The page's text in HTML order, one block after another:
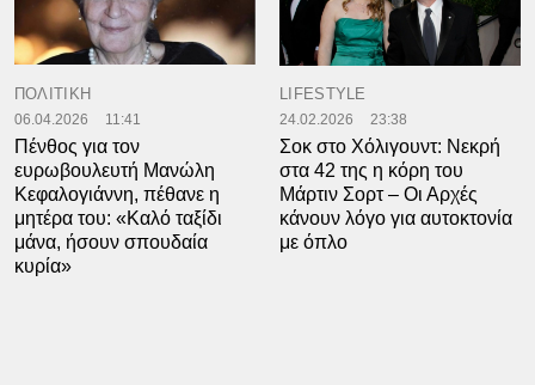
ΠΟΛΙΤΙΚΗ
06.04.2026 11:41
Πένθος για τον
ευρωβουλευτή Μανώλη
Κεφαλογιάννη, πέθανε η
μητέρα του: «Καλό ταξίδι
μάνα, ήσουν σπουδαία
κυρία»
LIFESTYLE
24.02.2026 23:38
Σοκ στο Χόλιγουντ: Νεκρή
στα 42 της η κόρη του
Μάρτιν Σορτ – Οι Αρχές
κάνουν λόγο για αυτοκτονία
με όπλο